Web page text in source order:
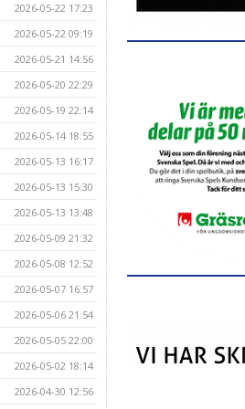
2026-05-22 17:23
2026-05-22 09:19
2026-05-21 14:56
2026-05-20 22:29
2026-05-19 22:14
2026-05-14 18:55
2026-05-13 16:17
2026-05-13 15:30
2026-05-13 13:48
2026-05-09 21:32
2026-05-08 12:52
2026-05-07 16:57
2026-05-06 21:54
2026-05-05 22:00
2026-05-02 18:14
2026-04-30 12:56